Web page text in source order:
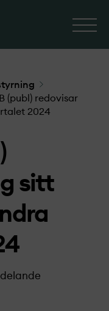
(publ) redovisar
2024
sitt